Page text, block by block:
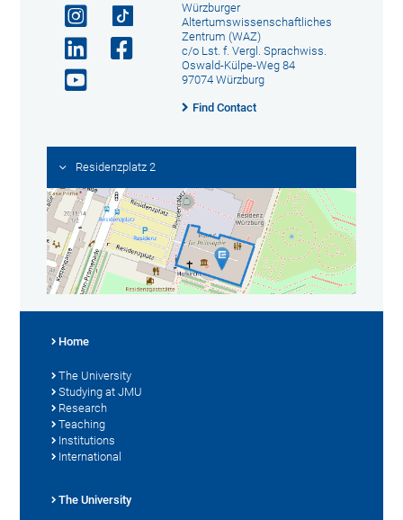
Würzburger
Altertumswissenschaftliches
Zentrum (WAZ)
c/o Lst. f. Vergl. Sprachwiss.
Oswald-Külpe-Weg 84
97074 Würzburg
Find Contact
Residenzplatz 2
Home
The University
Studying at JMU
Research
Teaching
Institutions
International
The University